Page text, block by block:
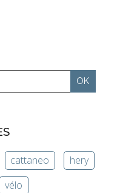
cattaneo
hery
vélo